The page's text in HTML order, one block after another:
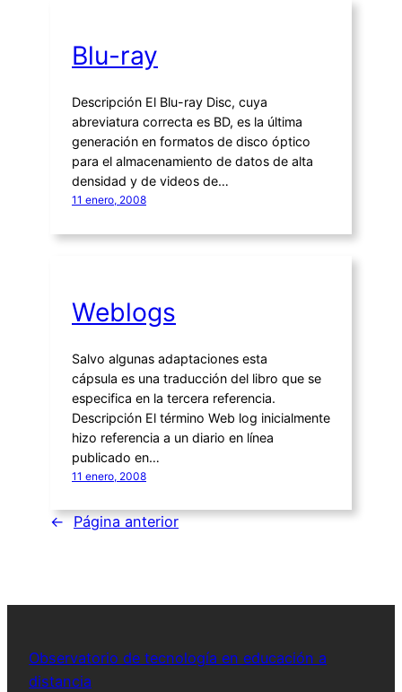
Blu-ray
Descripción El Blu-ray Disc, cuya
abreviatura correcta es BD, es la última
generación en formatos de disco óptico
para el almacenamiento de datos de alta
densidad y de videos de…
11 enero, 2008
Weblogs
Salvo algunas adaptaciones esta
cápsula es una traducción del libro que se
especifica en la tercera referencia.
Descripción El término Web log inicialmente
hizo referencia a un diario en línea
publicado en…
11 enero, 2008
← Página anterior
Observatorio de tecnología en educación a
distancia